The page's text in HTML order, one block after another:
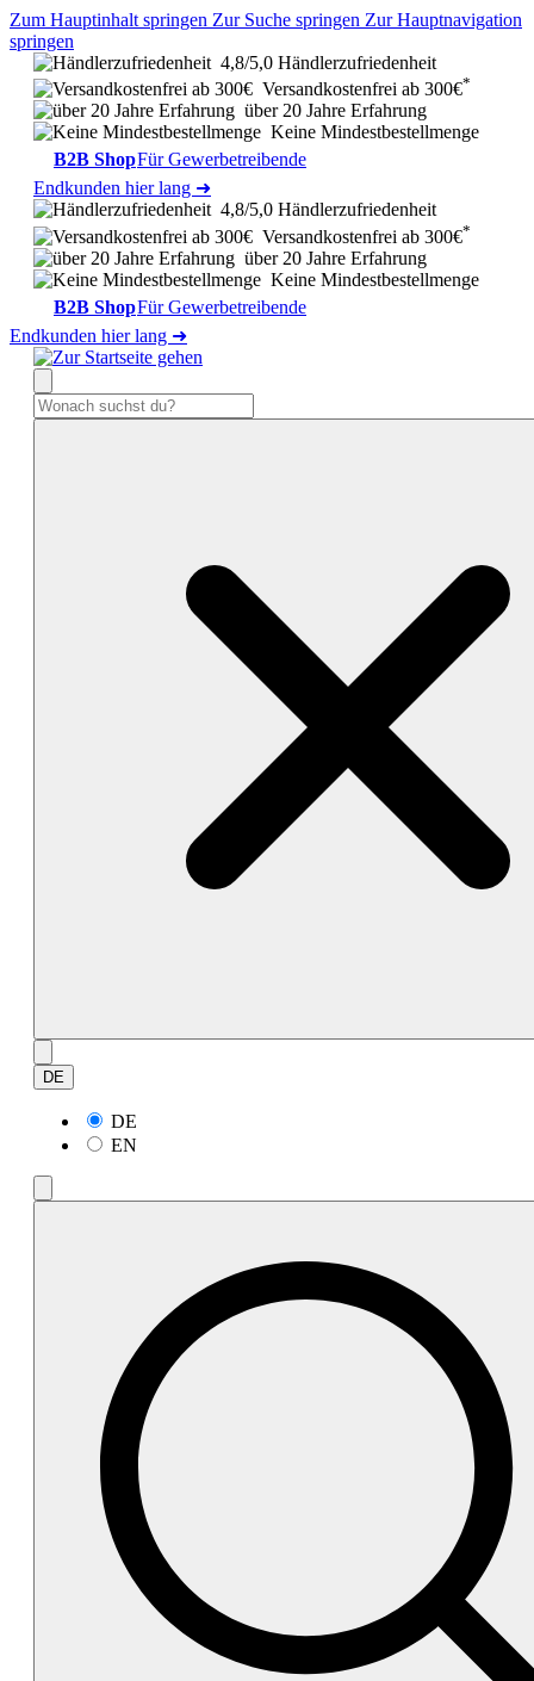
Zum Hauptinhalt springen Zur Suche springen Zur Hauptnavigation
springen
4,8/5,0 Händlerzufriedenheit
Versandkostenfrei ab 300€*
über 20 Jahre Erfahrung
Keine Mindestbestellmenge
B2B ShopFür Gewerbetreibende
Endkunden hier lang ➜
4,8/5,0 Händlerzufriedenheit
Versandkostenfrei ab 300€*
über 20 Jahre Erfahrung
Keine Mindestbestellmenge
B2B ShopFür Gewerbetreibende
Endkunden hier lang ➜
DE
DE
EN